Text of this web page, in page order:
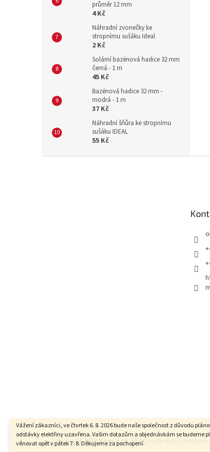
Vážení zákazníci, ve čtvrtek 6. 8. 2026 bude naše společnost z důvodu
odstávky elektřiny uzavřena. Vašim dotazům a objednávkám se budeme
věnovat opět v pátek 7. 8. Děkujeme za pochopení.
průměr 12 mm
4 Kč
Náhradní zvonečky ke
stropnímu sušáku Ideal
2 Kč
Solární bazénová hadice 32 mm
černá - 1 m
45 Kč
Bazénová hadice 32 mm -
modrá - 1 m
37 Kč
Náhradní šňůra ke stropnímu
sušáku IDEAL
55 Kč
Copyright 2026Benco.cz. Všechna práva vyhrazena.